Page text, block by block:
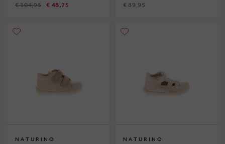
€ 104,95 € 48,75 € 89,95
NATURINO NATURINO